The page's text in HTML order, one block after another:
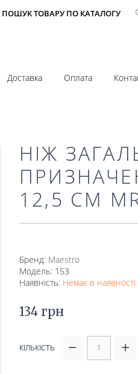
ПОШУК ТОВАРУ ПО КАТАЛОГУ
Доставка Оплата
НІЖ
12,5 СМ
Бренд: Mаеstro
Модель: 153
Наявність: Немає в наявності
134 грн
КІЛЬКІСТЬ